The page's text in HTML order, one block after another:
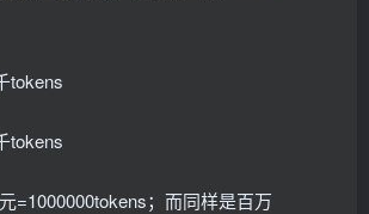
tokens
tokens
=1000000tokens；而同样是百万